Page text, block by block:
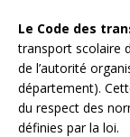
Le Code des
transport scolaire
de l’autorité
département).
du respect des
définies par la loi.